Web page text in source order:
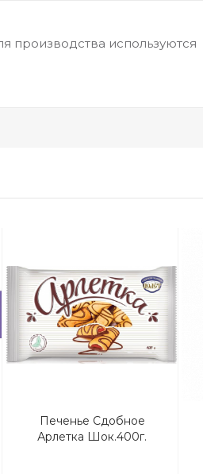
используются
Печенье Сдобное
Арлетка Шок.400г.